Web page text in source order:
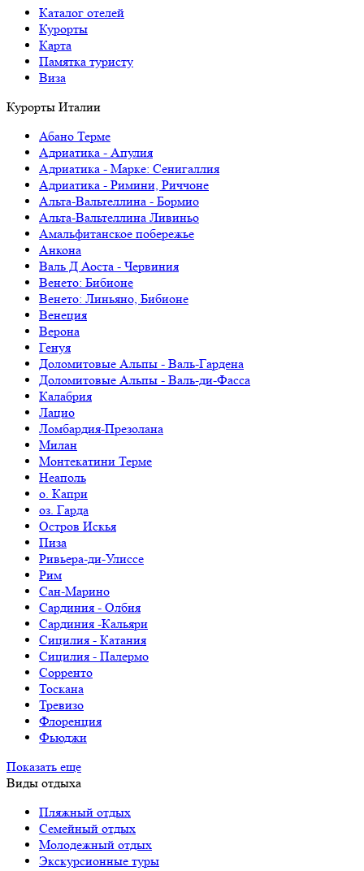
Каталог отелей
Курорты
Карта
Памятка туристу
Виза
Курорты Италии
Абано Терме
Адриатика - Апулия
Адриатика - Марке: Сенигаллия
Адриатика - Римини, Риччоне
Альта-Вальтеллина - Бормио
Альта-Вальтеллина Ливиньо
Амальфитанское побережье
Анкона
Валь Д Аоста - Червиния
Венето: Бибионе
Венето: Линьяно, Бибионе
Венеция
Верона
Генуя
Доломитовые Альпы - Валь-Гардена
Доломитовые Альпы - Валь-ди-Фасса
Калабрия
Лацио
Ломбардия-Презолана
Милан
Монтекатини Терме
Неаполь
о. Капри
оз. Гарда
Остров Искья
Пиза
Ривьера-ди-Улиссе
Рим
Сан-Марино
Сардиния - Олбия
Сардиния -Кальяри
Сицилия - Катания
Сицилия - Палермо
Сорренто
Тоскана
Тревизо
Флоренция
Фьюджи
Показать еще
Виды отдыха
Пляжный отдых
Семейный отдых
Молодежный отдых
Экскурсионные туры